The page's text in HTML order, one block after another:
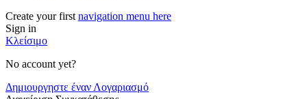
Create your first navigation menu here
Sign in
Κλείσιμο
No account yet?
Δημιουργηστε έναν Λογαριασμό